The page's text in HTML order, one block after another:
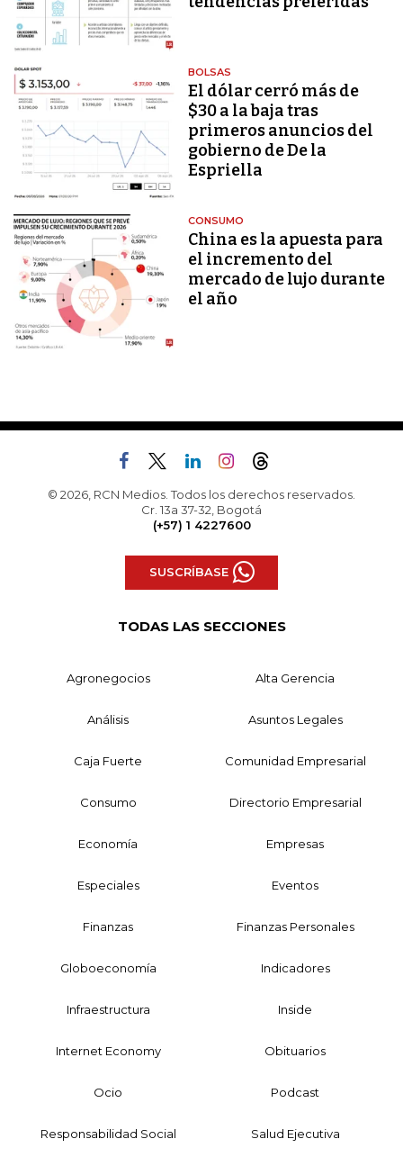
BOLSAS
El dólar cerró más de
$30 a la baja tras
primeros anuncios del
gobierno de De la
Espriella
CONSUMO
China es la apuesta para
el incremento del
mercado de lujo durante
el año
© 2026, RCN Medios. Todos los derechos reservados.
Cr. 13a 37-32, Bogotá
(+57) 1 4227600
SUSCRÍBASE
TODAS LAS SECCIONES
Agronegocios Alta Gerencia
Análisis Asuntos Legales
Caja Fuerte Comunidad Empresarial
Consumo Directorio Empresarial
Economía Empresas
Especiales Eventos
Finanzas Finanzas Personales
Globoeconomía Indicadores
Infraestructura Inside
Internet Economy Obituarios
Ocio Podcast
Responsabilidad Social Salud Ejecutiva